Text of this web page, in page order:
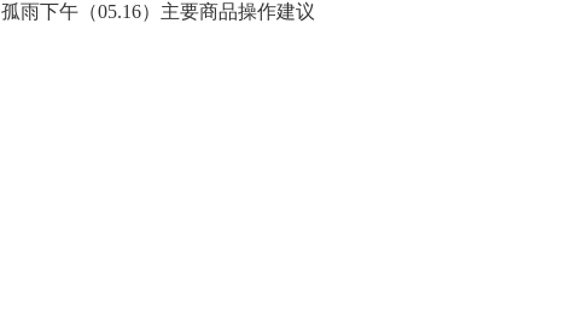
孤雨下午（05.16）主要商品操作建议